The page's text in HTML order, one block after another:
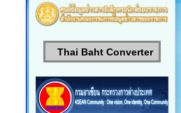
Thai Baht Converter